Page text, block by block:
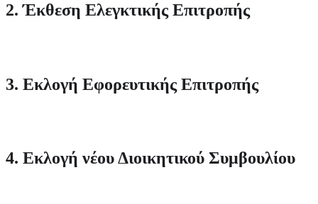
2. Έκθεση Ελεγκτικής Επιτροπής
3. Εκλογή Εφορευτικής Επιτροπής
4. Εκλογή νέου Διοικητικού Συμβουλίου